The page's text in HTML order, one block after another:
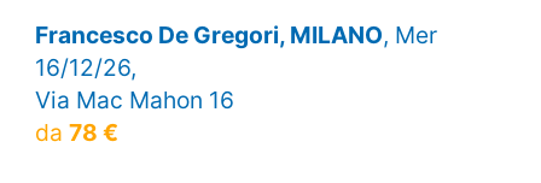
Francesco De Gregori, MILANO, Mer
16/12/26,
Via Mac Mahon 16
da 78 €